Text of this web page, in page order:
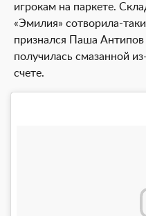
игрокам на паркете.
«Эмилия» сотворила-
признался Паша Антипов
получилась смазанной
счете.